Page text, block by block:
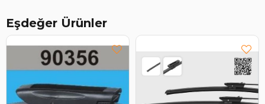
Eşdeğer Ürünler